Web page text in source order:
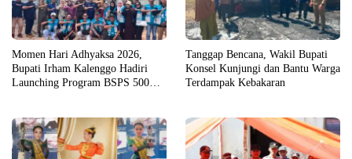
Momen Hari Adhyaksa 2026,
Bupati Irham Kalenggo Hadiri
Launching Program BSPS 500
Tanggap Bencana, Wakil Bupati
Konsel Kunjungi dan Bantu Warga
Terdampak Kebakaran